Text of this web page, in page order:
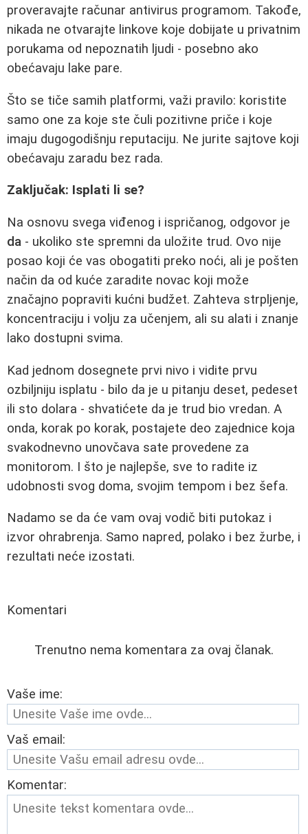
proveravajte računar antivirus programom. Takođe,
nikada ne otvarajte linkove koje dobijate u privatnim
porukama od nepoznatih ljudi - posebno ako
obećavaju lake pare.
Što se tiče samih platformi, važi pravilo: koristite
samo one za koje ste čuli pozitivne priče i koje
imaju dugogodišnju reputaciju. Ne jurite sajtove koji
obećavaju zaradu bez rada.
Zaključak: Isplati li se?
Na osnovu svega viđenog i ispričanog, odgovor je
da - ukoliko ste spremni da uložite trud. Ovo nije
posao koji će vas obogatiti preko noći, ali je pošten
način da od kuće zaradite novac koji može
značajno popraviti kućni budžet. Zahteva strpljenje,
koncentraciju i volju za učenjem, ali su alati i znanje
lako dostupni svima.
Kad jednom dosegnete prvi nivo i vidite prvu
ozbiljniju isplatu - bilo da je u pitanju deset, pedeset
ili sto dolara - shvatićete da je trud bio vredan. A
onda, korak po korak, postajete deo zajednice koja
svakodnevno unovčava sate provedene za
monitorom. I što je najlepše, sve to radite iz
udobnosti svog doma, svojim tempom i bez šefa.
Nadamo se da će vam ovaj vodič biti putokaz i
izvor ohrabrenja. Samo napred, polako i bez žurbe, i
rezultati neće izostati.
Komentari
Trenutno nema komentara za ovaj članak.
Vaše ime:
Vaš email:
Komentar: